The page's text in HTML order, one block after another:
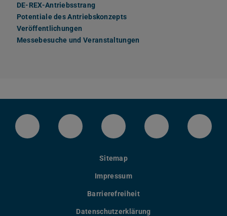
DE-REX-Antriebsstrang
Potentiale des Antriebskonzepts
Veröffentlichungen
Messebesuche und Veranstaltungen
LinkedIn-Seite der TU Darmstadt
Instagram-Kanal der TU
Bluesky-Kanal der TU
Facebook-
Sitemap
Impressum
Barrierefreiheit
Datenschutzerklärung